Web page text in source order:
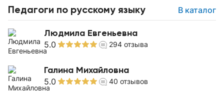
Педагоги по русскому языку В каталог
Людмила Евгеньевна
5.0 294 отзыва
Галина Михайловна
5.0 40 отзывов